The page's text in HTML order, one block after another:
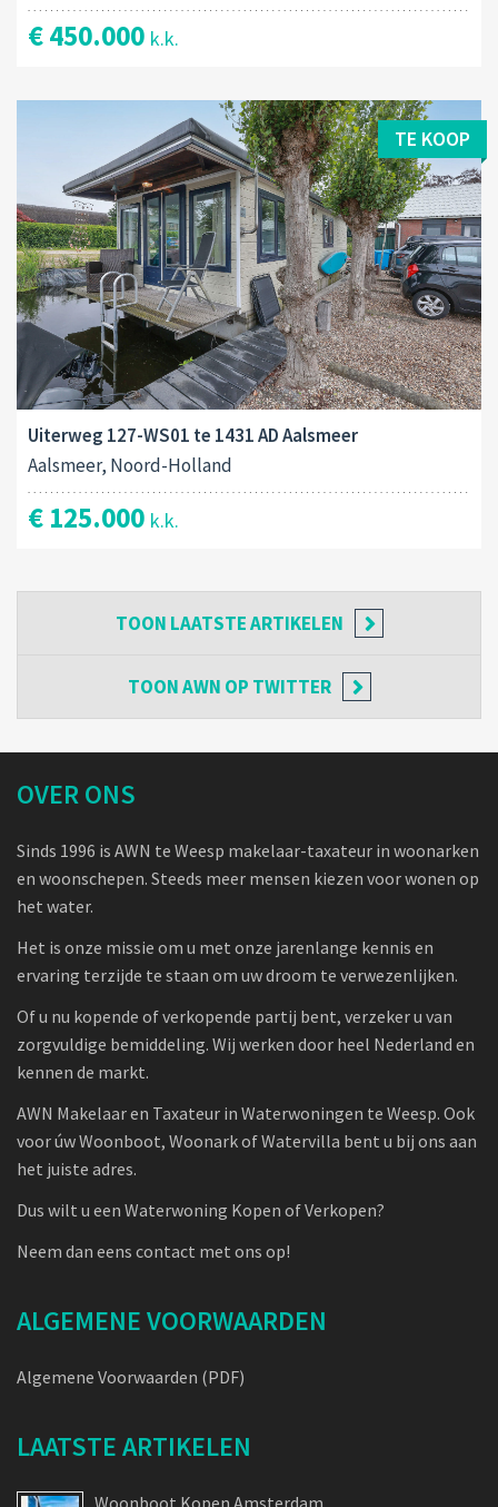
€ 450.000 k.k.
TE KOOP
Uiterweg 127-WS01 te 1431 AD Aalsmeer
Aalsmeer, Noord-Holland
€ 125.000 k.k.
TOON LAATSTE ARTIKELEN
TOONAWN OP TWITTER
OVER ONS
Sinds 1996 is AWN te Weesp makelaar-taxateur in woonarken
en woonschepen. Steeds meer mensen kiezen voor wonen op
het water.
Het is onze missie om u met onze jarenlange kennis en
ervaring terzijde te staan om uw droom te verwezenlijken.
Of u nu kopende of verkopende partij bent, verzeker u van
zorgvuldige bemiddeling. Wij werken door heel Nederland en
kennen de markt.
AWN Makelaar en Taxateur in Waterwoningen te Weesp. Ook
voor úw Woonboot, Woonark of Watervilla bent u bij ons aan
het juiste adres.
Dus wilt u een Waterwoning Kopen of Verkopen?
Neem dan eens contact met ons op!
ALGEMENE VOORWAARDEN
Algemene Voorwaarden (PDF)
LAATSTE ARTIKELEN